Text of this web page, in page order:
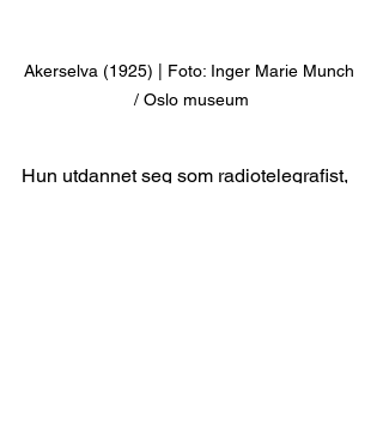
Akerselva (1925) | Foto: Inger Marie Munch
/ Oslo museum
Hun utdannet seg som radiotelegrafist,